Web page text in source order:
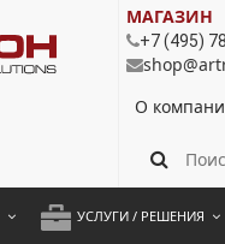
МАГАЗИН
+7 (495)
О
УСЛУГИ / РЕШЕНИЯ